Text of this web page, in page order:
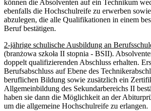
können die Absolventen auf ein Technikum
ebenfalls die Hochschulreife zu erwerben
abzulegen, die alle Qualifikationen in einem
Beruf bestätigen.
2-jährige schulische Ausbildung an
(branżowa szkoła II stopnia - BSII).
doppelt qualifizierenden Abschluss erhalten.
Berufsabschluss auf Ebene des
beruflichen Bildung sowie zusätzlich ein
Allgemeinbildung des Sekundarbereichs II
haben sie dann die Möglichkeit an der
um die allgemeine Hochschulreife zu erlangen.